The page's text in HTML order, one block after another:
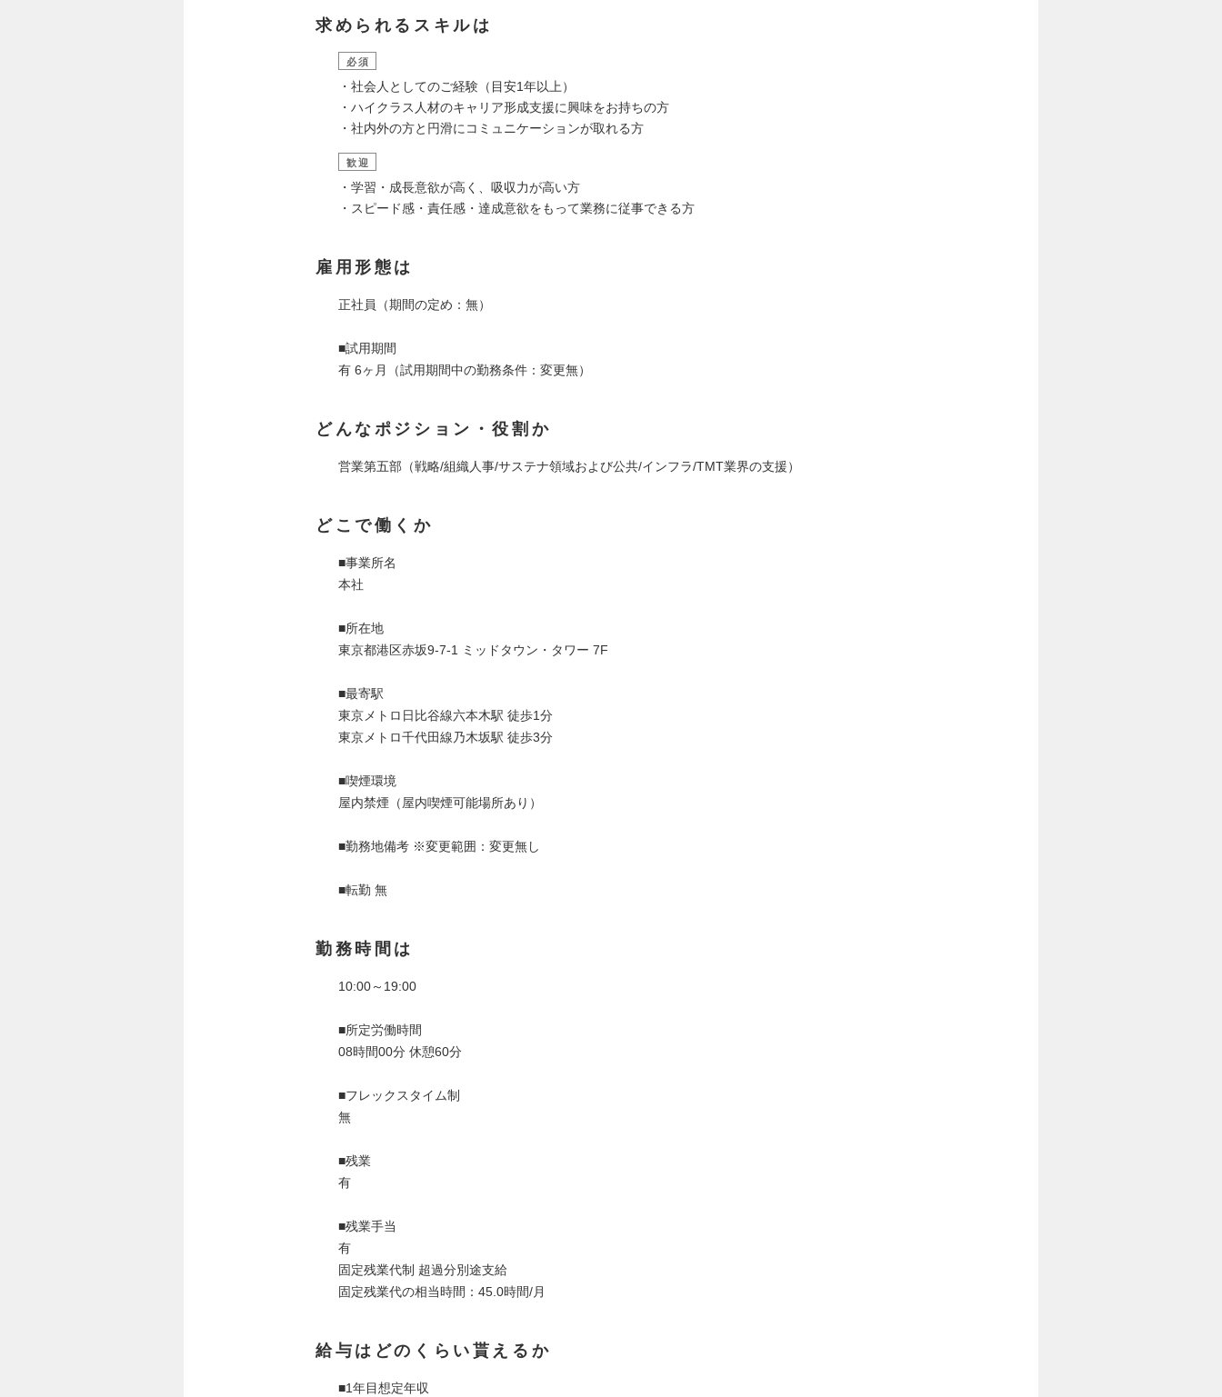
求められるスキルは
必須
・社会人としてのご経験（目安1年以上）
・ハイクラス人材のキャリア形成支援に興味をお持ちの方
・社内外の方と円滑にコミュニケーションが取れる方
歓迎
・学習・成長意欲が高く、吸収力が高い方
・スピード感・責任感・達成意欲をもって業務に従事できる方
雇用形態は
正社員（期間の定め：無）
■試用期間
有 6ヶ月（試用期間中の勤務条件：変更無）
どんなポジション・役割か
営業第五部（戦略/組織人事/サステナ領域および公共/インフラ/TMT業界の支援）
どこで働くか
■事業所名
本社
■所在地
東京都港区赤坂9-7-1 ミッドタウン・タワー 7F
■最寄駅
東京メトロ日比谷線六本木駅 徒歩1分
東京メトロ千代田線乃木坂駅 徒歩3分
■喫煙環境
屋内禁煙（屋内喫煙可能場所あり）
■勤務地備考 ※変更範囲：変更無し
■転勤 無
勤務時間は
10:00～19:00
■所定労働時間
08時間00分 休憩60分
■フレックスタイム制
無
■残業
有
■残業手当
有
固定残業代制 超過分別途支給
固定残業代の相当時間：45.0時間/月
給与はどのくらい貰えるか
■1年目想定年収